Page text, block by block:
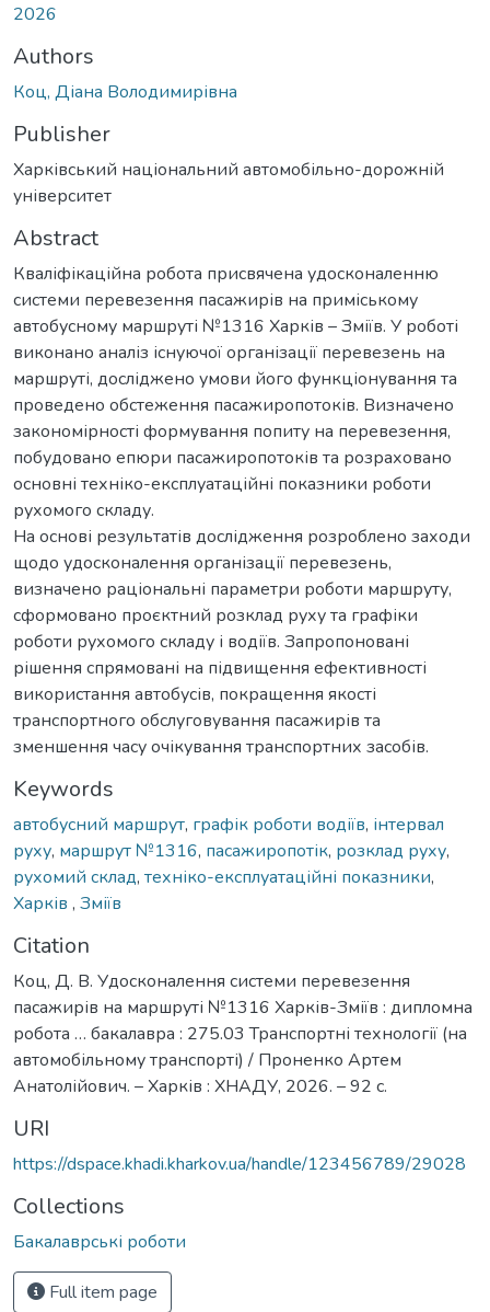
2026
Authors
Коц, Діана Володимирівна
Publisher
Харківський національний автомобільно-дорожній
університет
Abstract
Кваліфікаційна робота присвячена удосконаленню
системи перевезення пасажирів на приміському
автобусному маршруті №1316 Харків – Зміїв. У роботі
виконано аналіз існуючої організації перевезень на
маршруті, досліджено умови його функціонування та
проведено обстеження пасажиропотоків. Визначено
закономірності формування попиту на перевезення,
побудовано епюри пасажиропотоків та розраховано
основні техніко-експлуатаційні показники роботи
рухомого складу.
На основі результатів дослідження розроблено заходи
щодо удосконалення організації перевезень,
визначено раціональні параметри роботи маршруту,
сформовано проєктний розклад руху та графіки
роботи рухомого складу і водіїв. Запропоновані
рішення спрямовані на підвищення ефективності
використання автобусів, покращення якості
транспортного обслуговування пасажирів та
зменшення часу очікування транспортних засобів.
Keywords
автобусний маршрут, графік роботи водіїв, інтервал
руху, маршрут №1316, пасажиропотік, розклад руху,
рухомий склад, техніко-експлуатаційні показники,
Харків , Зміїв
Citation
Коц, Д. В. Удосконалення системи перевезення
пасажирів на маршруті №1316 Харків-Зміїв : дипломна
робота … бакалавра : 275.03 Транспортні технології (на
автомобільному транспорті) / Проненко Артем
Анатолійович. – Харків : ХНАДУ, 2026. – 92 с.
URI
https://dspace.khadi.kharkov.ua/handle/123456789/29028
Collections
Бакалаврські роботи
Full item page